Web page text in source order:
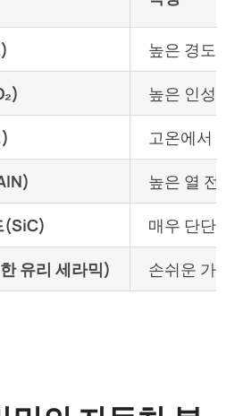
높은 경도,
높은 인성,
고온에서 높
높은 열 전도
(SiC) 매우 단단하
유리 세라믹) 손쉬운 가공,